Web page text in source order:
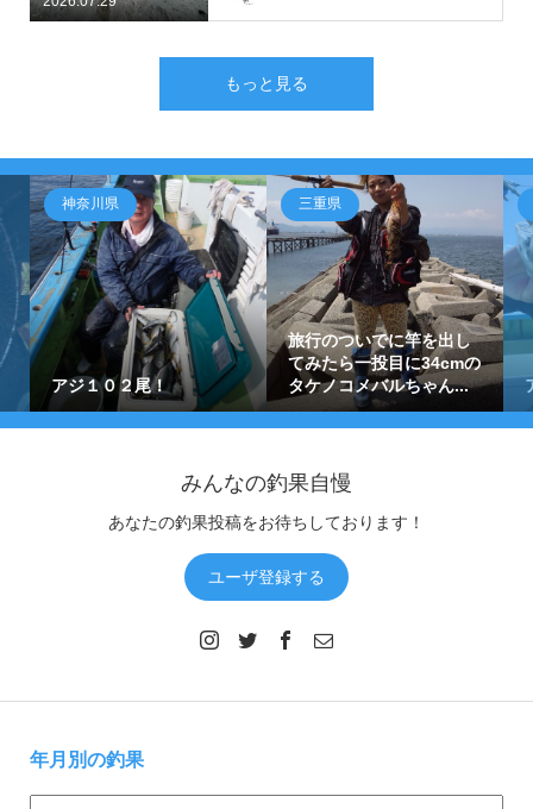
もっと見る
神奈川県
アジ１０２尾！
三重県
旅行のついでに竿を出し
てみたら一投目に34cmの
タケノコメバルちゃん...
みんなの釣果自慢
あなたの釣果投稿をお待ちしております！
ユーザ登録する
年月別の釣果